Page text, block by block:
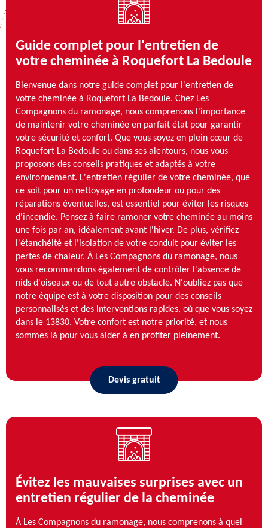
Guide complet pour l'entretien de
votre cheminée à Roquefort La Bedoule
Bienvenue dans notre guide complet pour l'entretien de
votre cheminée à Roquefort La Bedoule. Chez Les
Compagnons du ramonage, nous comprenons l'importance
de maintenir votre cheminée en parfait état pour garantir
votre sécurité et confort. Que vous soyez en plein cœur de
Roquefort La Bedoule ou dans ses alentours, nous vous
proposons des conseils pratiques et adaptés à votre
environnement. L'entretien régulier de votre cheminée, que
ce soit pour un nettoyage en profondeur ou pour des
réparations éventuelles, est essentiel pour éviter les risques
d'incendie. Pensez à faire ramoner votre cheminée au moins
une fois par an, idéalement avant l'hiver. De plus, vérifiez
l'étanchéité et l'isolation de votre conduit pour éviter les
pertes de chaleur. À Les Compagnons du ramonage, nous
vous recommandons également de contrôler l'absence de
nids d'oiseaux ou de tout autre obstacle. N'oubliez pas que
notre équipe est à votre disposition pour des conseils
personnalisés et des interventions rapides, où que vous soyez
dans le 13830. Votre confort est notre priorité, et nous
sommes là pour vous aider à en profiter pleinement.
Devis gratuit
Évitez les mauvaises surprises avec un
entretien régulier de la cheminée
À Les Compagnons du ramonage, nous comprenons à quel